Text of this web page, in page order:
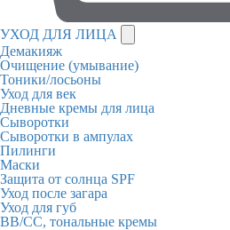
УХОД ДЛЯ ЛИЦА
Демакияж
Очищение (умывание)
Тоники/лосьоны
Уход для век
Дневные кремы для лица
Сыворотки
Сыворотки в ампулах
Пилинги
Маски
Защита от солнца SPF
Уход после загара
Уход для губ
BB/CC, тональные кремы